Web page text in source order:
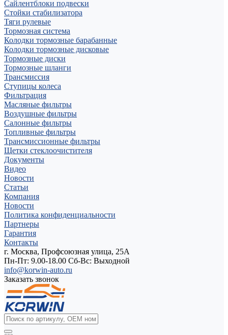
Сайлентблоки подвески
Стойки стабилизатора
Тяги рулевые
Тормозная система
Колодки тормозные барабанные
Колодки тормозные дисковые
Тормозные диски
Тормозные шланги
Трансмиссия
Ступицы колеса
Фильтрация
Масляные фильтры
Воздушные фильтры
Салонные фильтры
Топливные фильтры
Трансмиссионные фильтры
Щетки стеклоочистителя
Документы
Видео
Новости
Статьи
Компания
Новости
Политика конфиденциальности
Партнеры
Гарантия
Контакты
г. Москва, Профсоюзная улица, 25А
Пн-Пт: 9.00-18.00 Cб-Вс: Выходной
info@korwin-auto.ru
Заказать звонок